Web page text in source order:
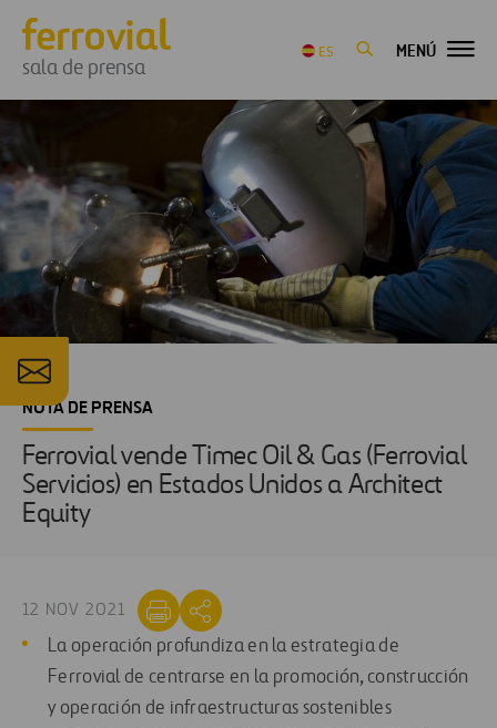
sala de prensa
ES MENÚ
NOTA DE PRENSA
Ferrovial vende Timec Oil & Gas (Ferrovial
Servicios) en Estados Unidos a Architect
Equity
12 NOV 2021
La operación profundiza en la estrategia de
Ferrovial de centrarse en la promoción, construcción
y operación de infraestructuras sostenibles